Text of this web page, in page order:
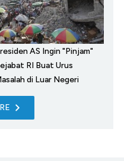
AS Ingin "Pinjam"
RI Buat Urus
di Luar Negeri